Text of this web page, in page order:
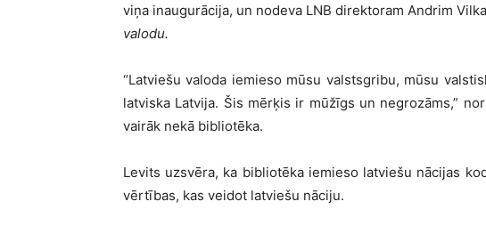
viņa inaugurācija, un nodeva LNB direktoram Andrim
valodu.
“Latviešu valoda iemieso mūsu valstsgribu, mūsu
latviska Latvija. Šis mērķis ir mūžīgs un negrozāms,”
vairāk nekā bibliotēka.
Levits uzsvēra, ka bibliotēka iemieso latviešu nācijas
vērtības, kas veidot latviešu nāciju.